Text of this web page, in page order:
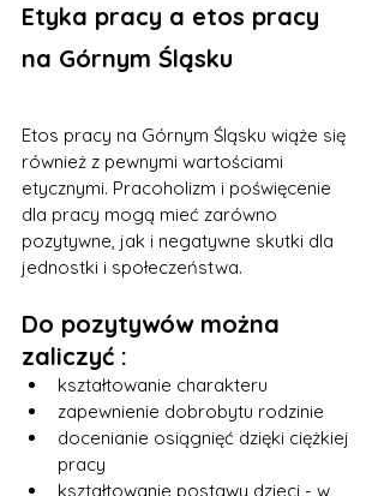
Etyka pracy a etos pracy
na Górnym Śląsku
Etos pracy na Górnym Śląsku wiąże się
również z pewnymi wartościami
etycznymi. Pracoholizm i poświęcenie
dla pracy mogą mieć zarówno
pozytywne, jak i negatywne skutki dla
jednostki i społeczeństwa.
Do pozytywów można
zaliczyć :
kształtowanie charakteru
zapewnienie dobrobytu rodzinie
docenianie osiągnięć dzięki ciężkiej
pracy
kształtowanie postawy dzieci - w